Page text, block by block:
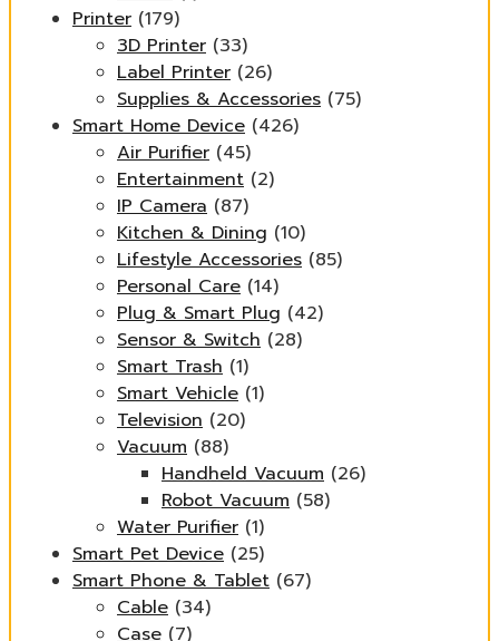
Printer (179)
3D Printer (33)
Label Printer (26)
Supplies & Accessories (75)
Smart Home Device (426)
Air Purifier (45)
Entertainment (2)
IP Camera (87)
Kitchen & Dining (10)
Lifestyle Accessories (85)
Personal Care (14)
Plug & Smart Plug (42)
Sensor & Switch (28)
Smart Trash (1)
Smart Vehicle (1)
Television (20)
Vacuum (88)
Handheld Vacuum (26)
Robot Vacuum (58)
Water Purifier (1)
Smart Pet Device (25)
Smart Phone & Tablet (67)
Cable (34)
Case (7)